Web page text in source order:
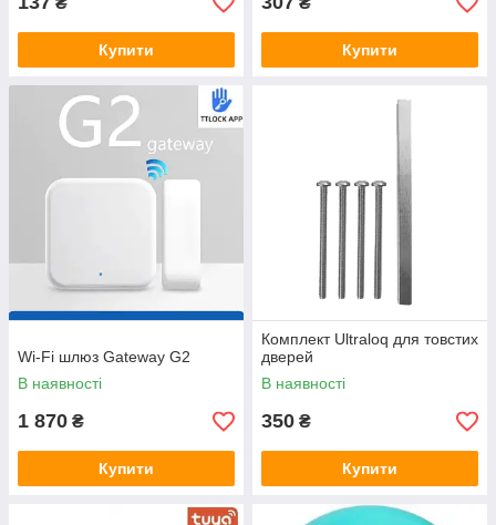
Купити Купити
Wi-Fi шлюз Gateway G2
В наявності
1 870 ₴
Купити
Комплект Ultraloq для товстих
дверей
В наявності
350 ₴
Купити